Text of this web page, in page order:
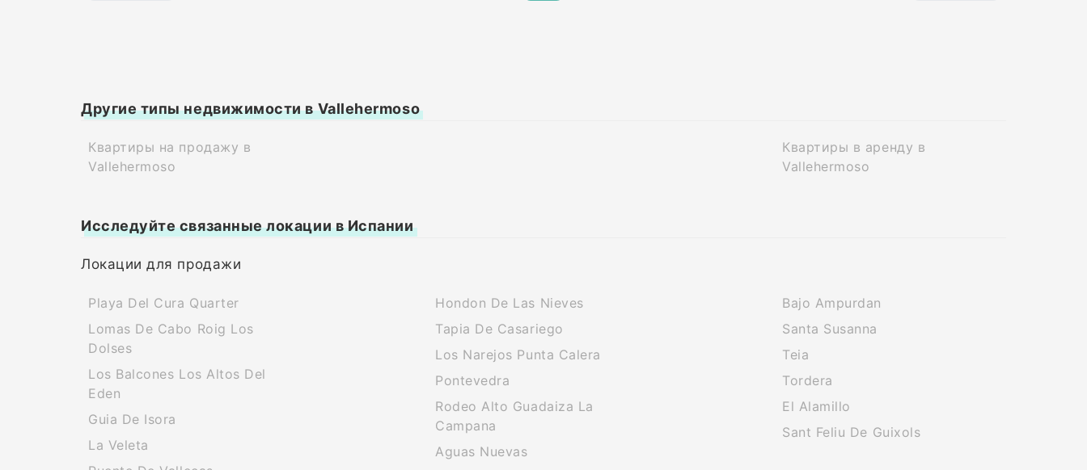
Другие типы недвижимости в Vallehermoso
Квартиры на продажу в
Vallehermoso
Квартиры в аренду в
Vallehermoso
Исследуйте связанные локации в Испании
Локации для продажи
Playa Del Cura Quarter
Lomas De Cabo Roig Los
Dolses
Los Balcones Los Altos Del
Eden
Guia De Isora
La Veleta
Hondon De Las Nieves
Tapia De Casariego
Los Narejos Punta Calera
Pontevedra
Rodeo Alto Guadaiza La
Campana
Aguas Nuevas
Bajo Ampurdan
Santa Susanna
Teia
Tordera
El Alamillo
Sant Feliu De Guixols